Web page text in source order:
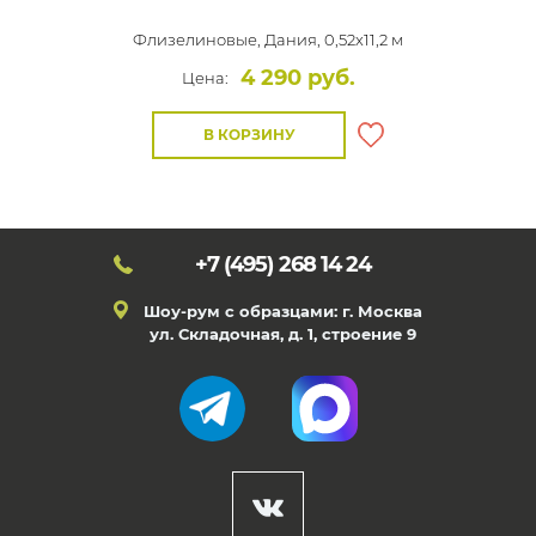
Флизелиновые, Дания, 0,52x11,2 м
Цена:
4 290 руб.
В КОРЗИНУ
+7 (495) 268 14 24
Шоу-рум с образцами: г. Москва
ул. Складочная, д. 1, строение 9